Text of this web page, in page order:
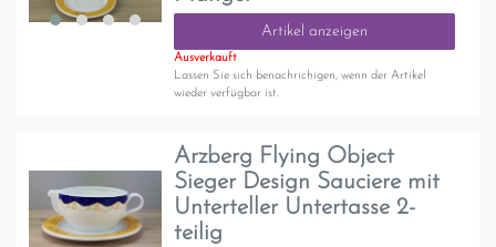
Artikel anzeigen
Ausverkauft
Lassen Sie sich benachrichigen, wenn der Artikel
wieder verfügbar ist.
Arzberg Flying Object
Sieger Design Sauciere mit
Unterteller Untertasse 2-
teilig